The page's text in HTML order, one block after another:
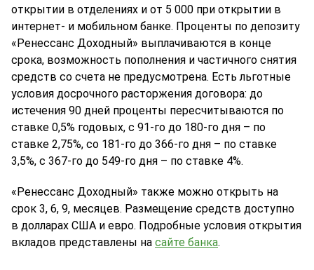
открытии в отделениях и от 5 000 при открытии в
интернет- и мобильном банке. Проценты по депозиту
«Ренессанс Доходный» выплачиваются в конце
срока, возможность пополнения и частичного снятия
средств со счета не предусмотрена. Есть льготные
условия досрочного расторжения договора: до
истечения 90 дней проценты пересчитываются по
ставке 0,5% годовых, с 91-го до 180-го дня – по
ставке 2,75%, со 181-го до 366-го дня – по ставке
3,5%, с 367-го до 549-го дня – по ставке 4%.
«Ренессанс Доходный» также можно открыть на
срок 3, 6, 9, месяцев. Размещение средств доступно
в долларах США и евро. Подробные условия открытия
вкладов представлены на сайте банка.